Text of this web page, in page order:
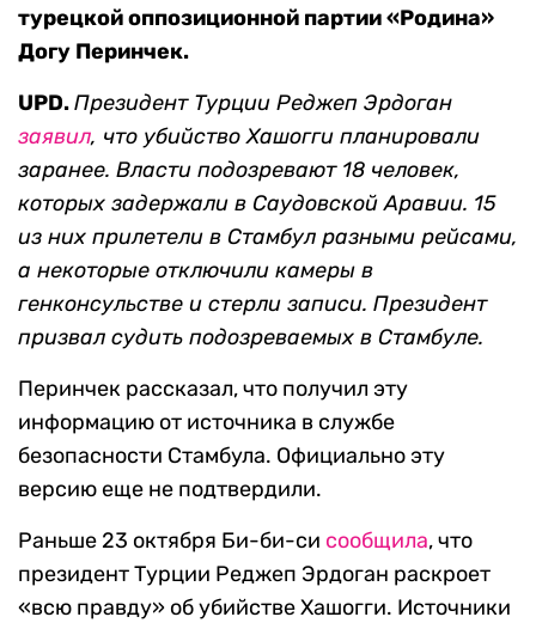
турецкой оппозиционной партии «Родина»
Догу Перинчек.
UPD.Президент Турции Реджеп Эрдоган
заявил, что убийство Хашогги планировали
заранее. Власти подозревают 18 человек,
которых задержали в Саудовской Аравии. 15
из них прилетели в Стамбул разными рейсами,
а некоторые отключили камеры в
генконсульстве и стерли записи. Президент
призвал судить подозреваемых в Стамбуле.
Перинчек рассказал, что получил эту
информацию от источника в службе
безопасности Стамбула. Официально эту
версию еще не подтвердили.
Раньше 23 октября Би-би-си сообщила, что
президент Турции Реджеп Эрдоган раскроет
«всю правду» об убийстве Хашогги. Источники